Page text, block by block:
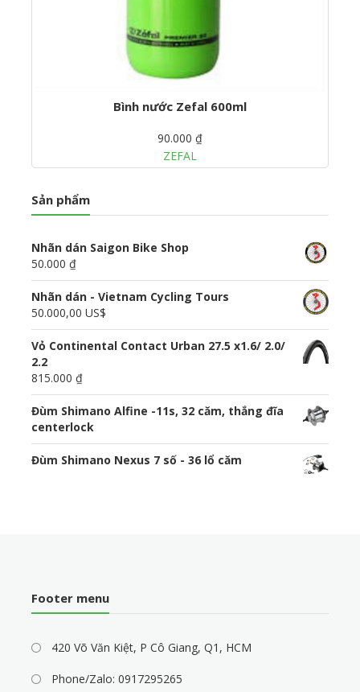
Bình nước Zefal 600ml
90.000 ₫
ZEFAL
Sản phẩm
Nhãn dán Saigon Bike Shop
50.000 ₫
Nhãn dán - Vietnam Cycling Tours
50.000,00 US$
Vỏ Continental Contact Urban 27.5 x1.6/ 2.0/
2.2
815.000 ₫
Đùm Shimano Alfine -11s, 32 căm, thắng đĩa
centerlock
Đùm Shimano Nexus 7 số - 36 lổ căm
Footer menu
420 Võ Văn Kiệt, P Cô Giang, Q1, HCM
Phone/Zalo: 0917295265